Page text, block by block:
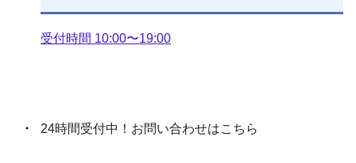
受付時間 10:00〜19:00
24時間受付中！お問い合わせはこちら